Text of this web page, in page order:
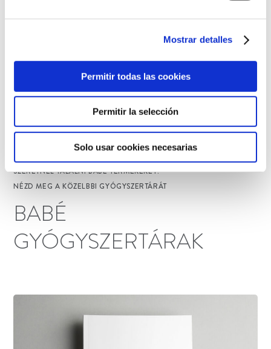
Mostrar detalles
Permitir todas las cookies
Permitir la selección
Solo usar cookies necesarias
SZERETNÉL TALÁLNI BABÉ TERMÉKEKET?
NÉZD MEG A KÖZELBBI GYÓGYSZERTÁRÁT
BABÉ
GYÓGYSZERTÁRAK